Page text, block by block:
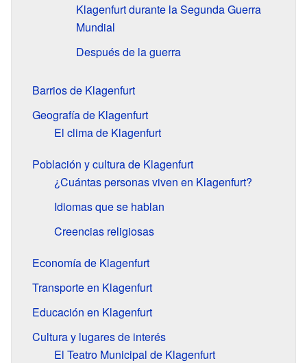
Klagenfurt durante la Segunda Guerra
Mundial
Después de la guerra
Barrios de Klagenfurt
Geografía de Klagenfurt
El clima de Klagenfurt
Población y cultura de Klagenfurt
¿Cuántas personas viven en Klagenfurt?
Idiomas que se hablan
Creencias religiosas
Economía de Klagenfurt
Transporte en Klagenfurt
Educación en Klagenfurt
Cultura y lugares de interés
El Teatro Municipal de Klagenfurt